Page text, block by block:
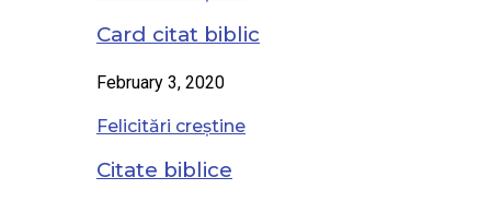
Card citat biblic
February 3, 2020
Felicitări creștine
Citate biblice